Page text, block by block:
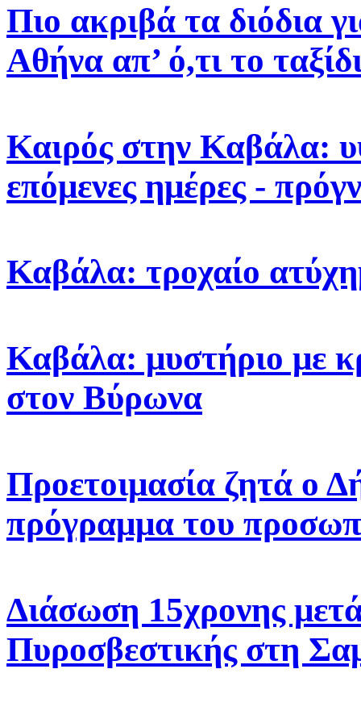
Πιο ακριβά τα διόδια
Αθήνα απ’ ό,τι το
Καιρός στην Καβάλα:
επόμενες ημέρες -
Καβάλα: τροχαίο
Καβάλα: μυστήριο με
στον Βύρωνα
Προετοιμασία ζητά ο
πρόγραμμα του
Διάσωση 15χρονης
Πυροσβεστικής στη